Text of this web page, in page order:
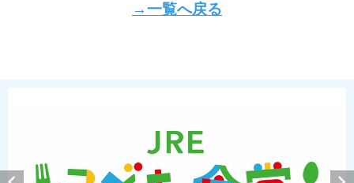
→一覧へ戻る